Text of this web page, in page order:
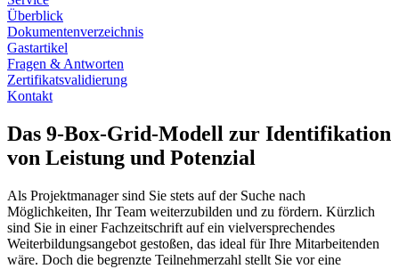
Überblick
Dokumentenverzeichnis
Gastartikel
Fragen & Antworten
Zertifikatsvalidierung
Kontakt
Das 9-Box-Grid-Modell zur Identifikation
von Leistung und Potenzial
Als Projektmanager sind Sie stets auf der Suche nach
Möglichkeiten, Ihr Team weiterzubilden und zu fördern. Kürzlich
sind Sie in einer Fachzeitschrift auf ein vielversprechendes
Weiterbildungsangebot gestoßen, das ideal für Ihre Mitarbeitenden
wäre. Doch die begrenzte Teilnehmerzahl stellt Sie vor eine